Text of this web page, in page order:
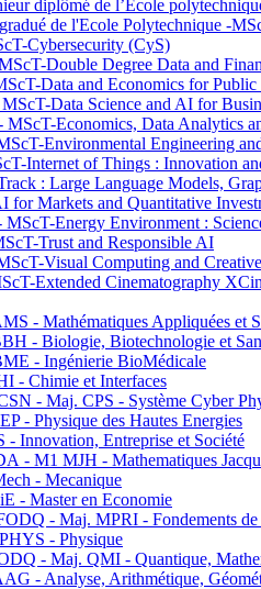
diplômé de l’École
de l'Ecole Polytechnique -
Cybersecurity (CyS)
Double Degree Data and
Data and Economics for
Data Science and AI for
Economics, Data Analytics
Environmental Engineering
Internet of Things : Innovation
: Large Language Models,
for Markets and Quantitative
Energy Environment :
Trust and Responsible AI
Visual Computing and
Extended Cinematography XCin
- Mathématiques Appliquées et
- Biologie, Biotechnologie et
- Ingénierie BioMédicale
- Chimie et Interfaces
- Maj. CPS - Système Cyber
- Physique des Hautes Energies
Innovation, Entreprise et Société
- M1 MJH - Mathematiques
- Mecanique
- Master en Economie
- Maj. MPRI - Fondements
- Physique
- Maj. QMI - Quantique,
- Analyse, Arithmétique,